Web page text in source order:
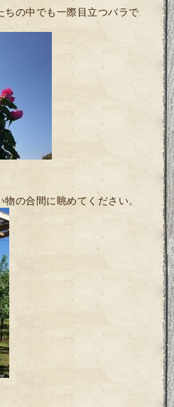
ちの中でも一際目立つバラで
の合間に眺めてください。